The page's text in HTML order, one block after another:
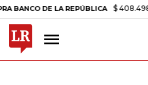
DE LA REPÚBLICA $ 408.498,97